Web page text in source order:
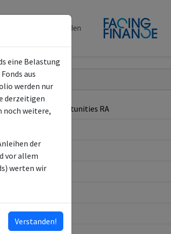
Spenden
Global Bond Opportunities RA
GmbH
eine Belastung
aus
werden nur
derzeitigen
noch weitere,
der
vor allem
werten wir
Verstanden!